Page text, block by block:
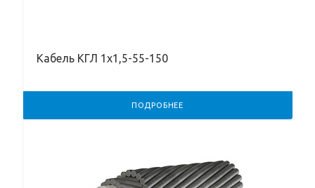
Кабель КГЛ 1х1,5-55-150
ПОДРОБНЕЕ